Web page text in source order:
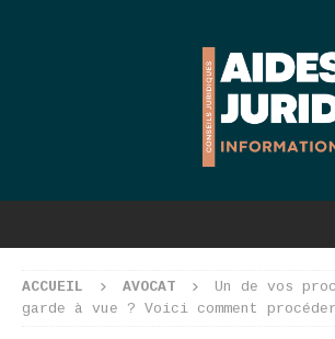
ACCUEIL AVOCAT
Un de vos
garde à vue ? Voici comment procéder